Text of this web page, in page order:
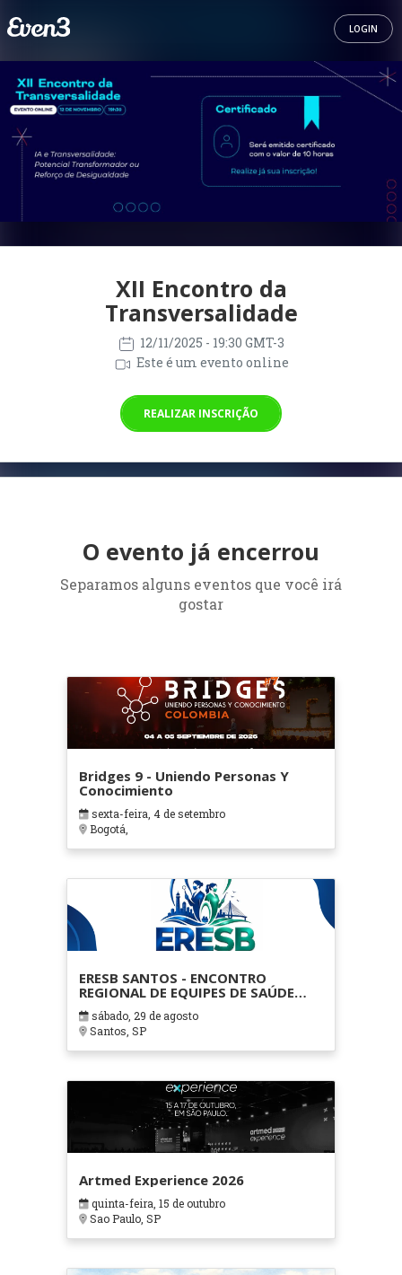
LOGIN
XII Encontro da
Transversalidade
12/11/2025 - 19:30 GMT-3
Este é um evento online
REALIZAR INSCRIÇÃO
O evento já encerrou
Separamos alguns eventos que você irá
gostar
Bridges 9 - Uniendo Personas Y
Conocimiento
sexta-feira, 4 de setembro
Bogotá,
ERESB SANTOS - ENCONTRO
REGIONAL DE EQUIPES DE SAÚDE
BUCAL DE SANTOS E REGIÃO
METROPOLITANA BAIXADA
SANTISTA
sábado, 29 de agosto
Santos, SP
Artmed Experience 2026
quinta-feira, 15 de outubro
Sao Paulo, SP